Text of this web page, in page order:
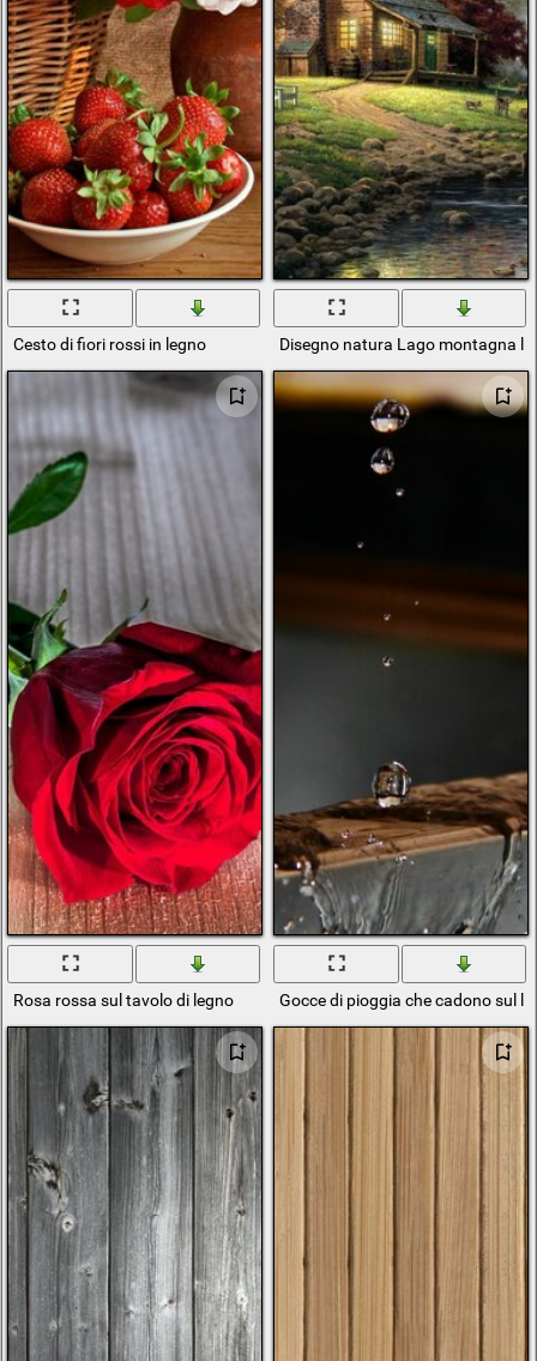
Cesto di fiori rossi in legno Disegno natura Lago montagna
Rosa rossa sul tavolo di legno Gocce di pioggia che cadono sul